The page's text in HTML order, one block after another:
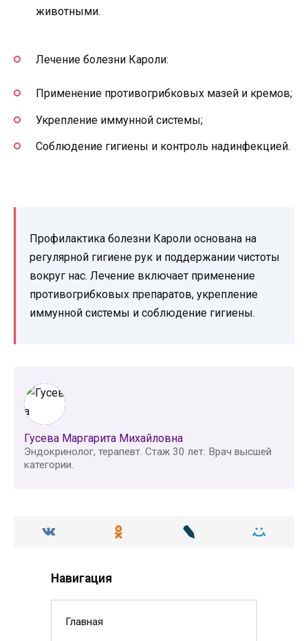
животными.
Лечение болезни Кароли:
Применение противогрибковых мазей и кремов;
Укрепление иммунной системы;
Соблюдение гигиены и контроль надинфекцией.
Профилактика болезни Кароли основана на
регулярной гигиене рук и поддержании чистоты
вокруг нас. Лечение включает применение
противогрибковых препаратов, укрепление
иммунной системы и соблюдение гигиены.
Гусева Маргарита Михайловна
Эндокринолог, терапевт. Стаж 30 лет. Врач высшей
категории.
Навигация
Главная